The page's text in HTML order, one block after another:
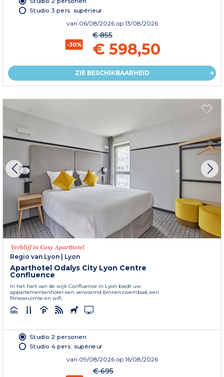
Studio 3 pers. supérieur
van 06/08/2026 op 13/08/2026
-30%
€ 855
€ 598,50
ZIE BESCHIKBAARHEID
Verblijf in Cosy Aparthotel
Regio van Lyon
Lyon
Aparthotel Odalys City Lyon Centre
Confluence
In het hart van de wijk Confluence in Lyon biedt uw
appartementenhotel een verwarmd binnenzwembad, een
fitnessruimte en wifi.
Studio 2 personen
Studio 4 pers. supérieur
van 09/08/2026 op 16/08/2026
€ 695